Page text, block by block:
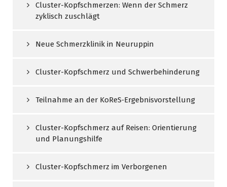
Cluster-Kopfschmerzen: Wenn der Schmerz
zyklisch zuschlägt
Neue Schmerzklinik in Neuruppin
Cluster-Kopfschmerz und Schwerbehinderung
Teilnahme an der KoReS‑Ergebnisvorstellung
Cluster-Kopfschmerz auf Reisen: Orientierung
und Planungshilfe
Cluster-Kopfschmerz im Verborgenen